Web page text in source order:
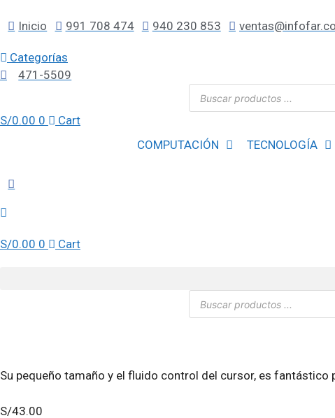
Inicio 991 708 474 940 230 853
Categorías
471-5509
Búsqueda
de
productos
S/0.00 0
Cart
COMPUTACIÓN
TECNOLOGÍA
S/0.00 0 Cart
Búsqueda
de
productos
Su pequeño tamaño y el fluido control del cursor, es
S/43.00